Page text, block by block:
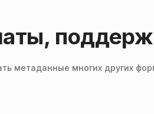
метаданные многих других